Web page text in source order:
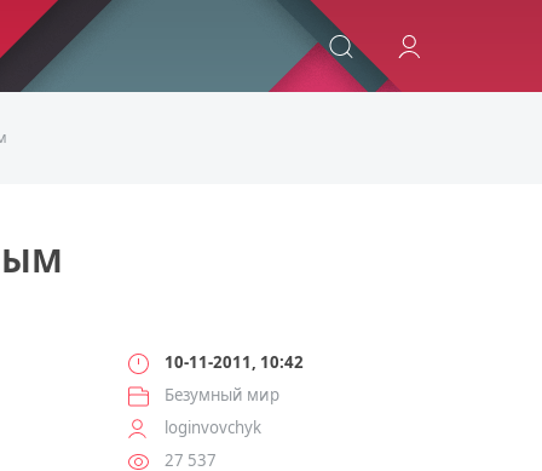
ИСКАТЬ
10-11-2011, 10:42
Безумный мир
loginvovchyk
27 537